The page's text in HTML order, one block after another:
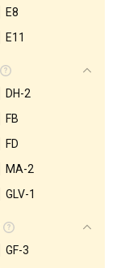
E8
E11
DH-2
FB
FD
MA-2
GLV-1
GF-3